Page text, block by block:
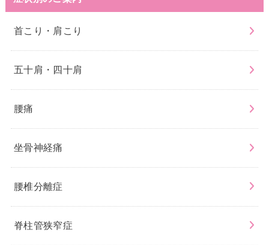
首こり・肩こり
五十肩・四十肩
腰痛
坐骨神経痛
腰椎分離症
脊柱管狭窄症